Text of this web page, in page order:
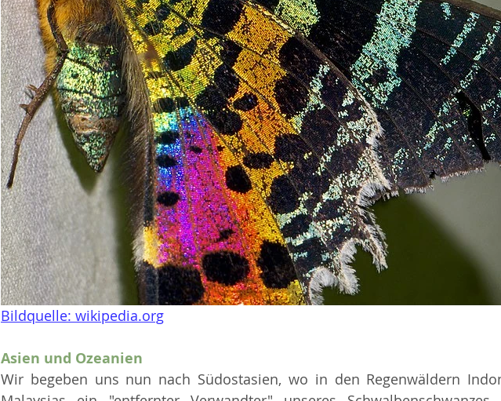
Bildquelle: wikipedia.org
Asien und Ozeanien
Wir begeben uns nun nach Südostasien, wo in den Regenwäldern